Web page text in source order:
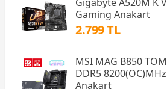
Gaming Anakart
2.799 TL
MSI MAG B850
DDR5
Anakart